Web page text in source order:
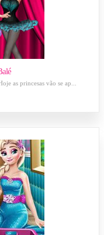
as princesas vão se ap...